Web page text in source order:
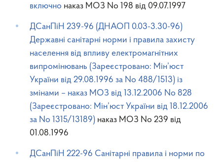
включно наказ МОЗ No 198 від 09.07.1997
ДСанПіН 239-96 (ДНАОП 0.03-3.30-96)
Державні санітарні норми і правила захисту
населення від впливу електромагнітних
випромінювань (Зареєстровано: Мін’юст
України від 29.08.1996 за No 488/1513) із
змінами – наказ МОЗ від 13.12.2006 No 828
(Зареєстровано: Мін’юст України від 18.12.2006
за No 1315/13189) наказ МОЗ No 239 від
01.08.1996
ДСанПіН 222-96 Санітарні правила і норми по